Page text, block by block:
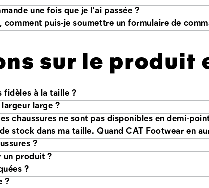
Puis-je modifier ou annuler ma commande une fois que je l'ai passée ?
Le produit que j'ai reçu a un défaut, comment puis-je
sur le produit
fidèles à la taille ?
large ?
Quelle taille dois-je commander si les chaussures ne sont pas
Le style que je veux est en rupture de stock dans ma taille.
?
un produit ?
?
?